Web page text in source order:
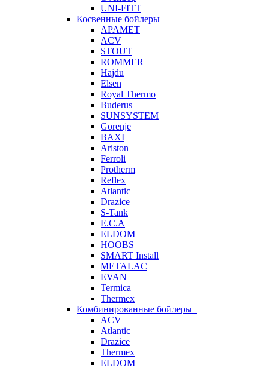
UNI-FITT
Косвенные бойлеры
APAMET
ACV
STOUT
ROMMER
Hajdu
Elsen
Royal Thermo
Buderus
SUNSYSTEM
Gorenje
BAXI
Ariston
Ferroli
Protherm
Reflex
Atlantic
Drazice
S-Tank
E.C.A
ELDOM
HOOBS
SMART Install
METALAC
EVAN
Termica
Thermex
Комбинированные бойлеры
ACV
Atlantic
Drazice
Thermex
ELDOM